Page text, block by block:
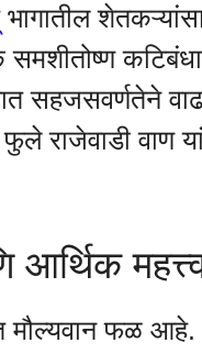
भागातील
सहजसवर्णतेने
राजेवाडी वाण
आर्थिक
मौल्यवान फळ आहे.